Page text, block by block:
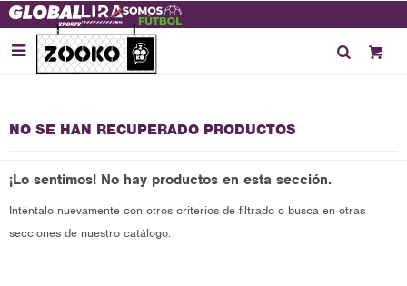

NO SE HAN RECUPERADO PRODUCTOS
¡Lo sentimos! No hay productos en esta sección.
Inténtalo nuevamente con otros criterios de filtrado o busca en otras
secciones de nuestro catálogo.